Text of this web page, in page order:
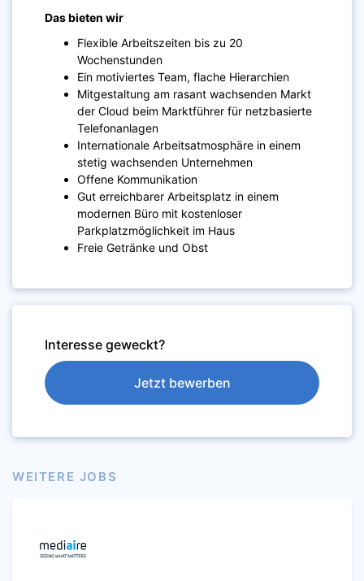
Das bieten wir
Flexible Arbeitszeiten bis zu 20
Wochenstunden
Ein motiviertes Team, flache Hierarchien
Mitgestaltung am rasant wachsenden Markt
der Cloud beim Marktführer für netzbasierte
Telefonanlagen
Internationale Arbeitsatmosphäre in einem
stetig wachsenden Unternehmen
Offene Kommunikation
Gut erreichbarer Arbeitsplatz in einem
modernen Büro mit kostenloser
Parkplatzmöglichkeit im Haus
Freie Getränke und Obst
Interesse geweckt?
Jetzt bewerben
WEITERE JOBS